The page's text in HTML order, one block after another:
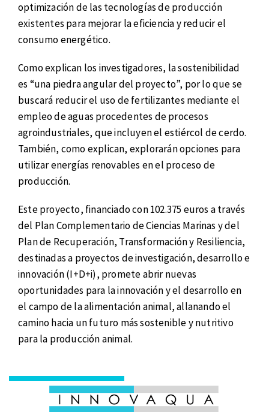
optimización de las tecnologías de producción
existentes para mejorar la eficiencia y reducir el
consumo energético.
Como explican los investigadores, la sostenibilidad
es “una piedra angular del proyecto”, por lo que se
buscará reducir el uso de fertilizantes mediante el
empleo de aguas procedentes de procesos
agroindustriales, que incluyen el estiércol de cerdo.
También, como explican, explorarán opciones para
utilizar energías renovables en el proceso de
producción.
Este proyecto, financiado con 102.375 euros a través
del Plan Complementario de Ciencias Marinas y del
Plan de Recuperación, Transformación y Resiliencia,
destinadas a proyectos de investigación, desarrollo e
innovación (I+D+i), promete abrir nuevas
oportunidades para la innovación y el desarrollo en
el campo de la alimentación animal, allanando el
camino hacia un futuro más sostenible y nutritivo
para la producción animal.